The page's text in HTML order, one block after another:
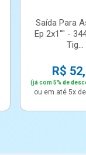
Saída Para
Ep 2x1"" -
Tig...
R$
(já com 5% de
ou em até 5x